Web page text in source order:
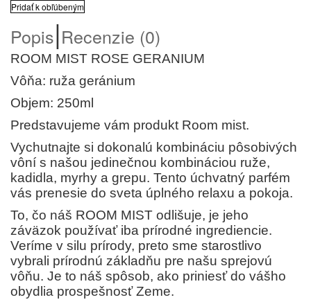
Pridať k obľúbeným
Popis|Recenzie (0)
ROOM MIST ROSE GERANIUM
Vôňa: ruža geránium
Objem: 250ml
Predstavujeme vám produkt Room mist.
Vychutnajte si dokonalú kombináciu pôsobivých
vôní s našou jedinečnou kombináciou ruže,
kadidla, myrhy a grepu. Tento úchvatný parfém
vás prenesie do sveta úplného relaxu a pokoja.
To, čo náš ROOM MIST odlišuje, je jeho
záväzok používať iba prírodné ingrediencie.
Veríme v silu prírody, preto sme starostlivo
vybrali prírodnú základňu pre našu sprejovú
vôňu. Je to náš spôsob, ako priniesť do vášho
obydlia prospešnosť Zeme.